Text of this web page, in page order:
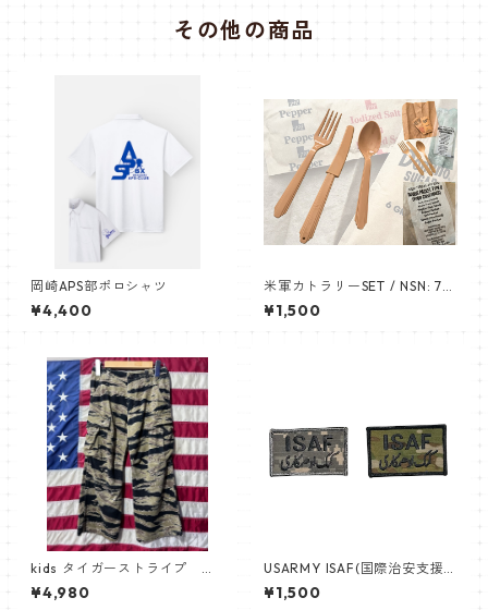
その他の商品
岡崎APS部ポロシャツ
¥4,400
米軍カトラリーSET / NSN: 73
60-01-J19-2002 DINING PA
CKET TYPE II (FOOD CONTA
¥1,500
kids タイガーストライプ パ
ンツ
¥4,980
USARMY ISAF(国際治安支援
部隊)パッチ ACU,UCP&マルチ
カム ベルクロ付き新品未使用
¥1,500